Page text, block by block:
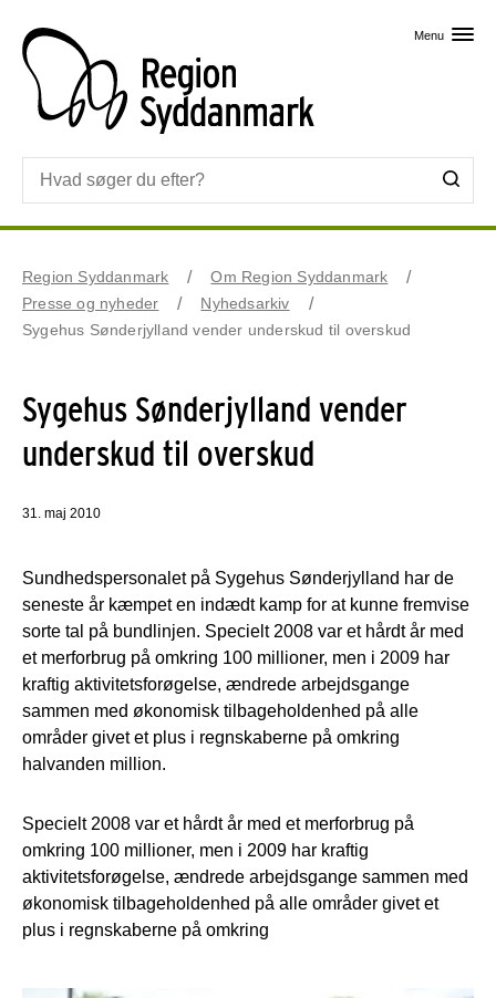
Menu
Region Syddanmark
Om Region Syddanmark
Presse og nyheder
Nyhedsarkiv
Sygehus Sønderjylland vender underskud til overskud
Sygehus Sønderjylland vender
underskud til overskud
31. maj 2010
Sundhedspersonalet på Sygehus Sønderjylland har de
seneste år kæmpet en indædt kamp for at kunne fremvise
sorte tal på bundlinjen. Specielt 2008 var et hårdt år med
et merforbrug på omkring 100 millioner, men i 2009 har
kraftig aktivitetsforøgelse, ændrede arbejdsgange
sammen med økonomisk tilbageholdenhed på alle
områder givet et plus i regnskaberne på omkring
halvanden million.
Specielt 2008 var et hårdt år med et merforbrug på
omkring 100 millioner, men i 2009 har kraftig
aktivitetsforøgelse, ændrede arbejdsgange sammen med
økonomisk tilbageholdenhed på alle områder givet et
plus i regnskaberne på omkring